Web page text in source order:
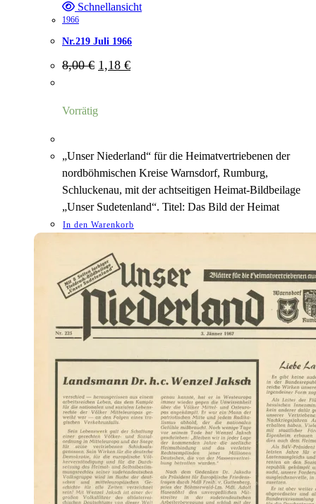
Schnellansicht
1966
Nr.219 Juli 1966
8,00€ Ursprünglicher
Preis
1,18 €Aktueller
Preis
Vorrätig
„Unser Niederland“ für die Heimatvertriebenen der
nordböhmischen Kreise Warnsdorf, Rumburg,
Schluckenau, mit der achtseitigen Heimat-Bildbeilage
„Unser Sudetenland“. Titel: Das Bild der Heimat
In den Warenkorb